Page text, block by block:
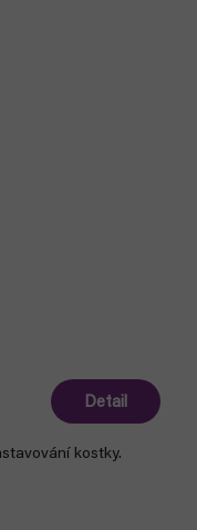
Detail
kostky.